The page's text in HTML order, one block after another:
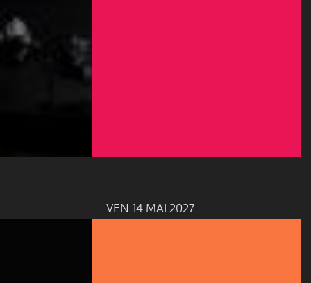
VEN 14 MAI 2027